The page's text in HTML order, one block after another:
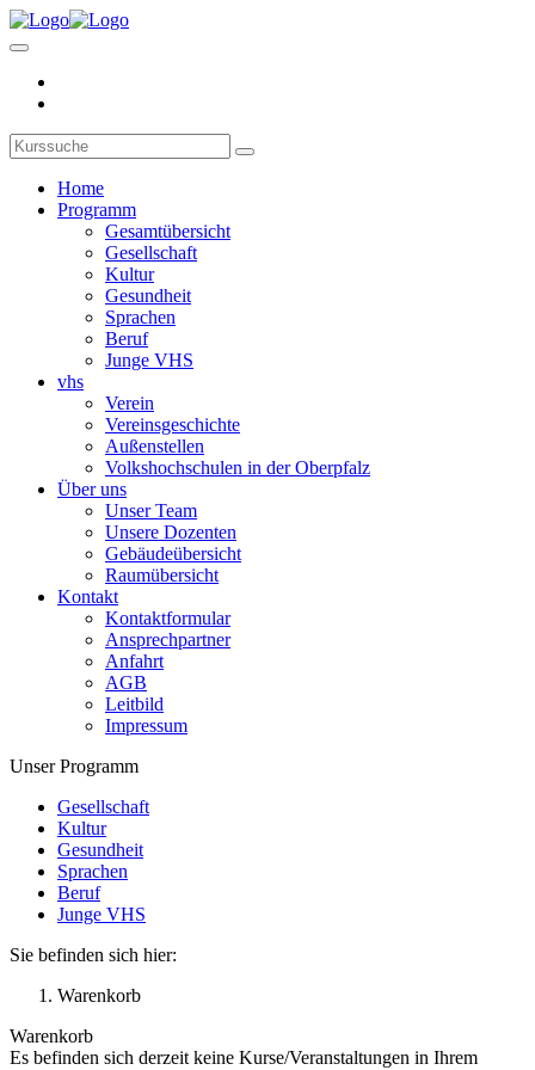
Home
Programm
Gesamtübersicht
Gesellschaft
Kultur
Gesundheit
Sprachen
Beruf
Junge VHS
vhs
Verein
Vereinsgeschichte
Außenstellen
Volkshochschulen in der Oberpfalz
Über uns
Unser Team
Unsere Dozenten
Gebäudeübersicht
Raumübersicht
Kontakt
Kontaktformular
Ansprechpartner
Anfahrt
AGB
Leitbild
Impressum
Unser Programm
Gesellschaft
Kultur
Gesundheit
Sprachen
Beruf
Junge VHS
Sie befinden sich hier:
Warenkorb
Warenkorb
Es befinden sich derzeit keine Kurse/Veranstaltungen in Ihrem